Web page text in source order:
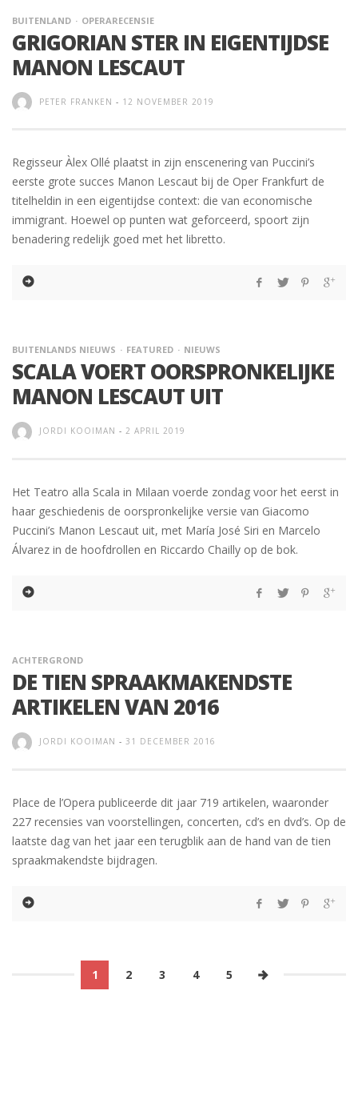
BUITENLAND OPERARECENSIE
GRIGORIAN STER IN EIGENTIJDSE
MANON LESCAUT
PETER FRANKEN - 12 NOVEMBER 2019
Regisseur Àlex Ollé plaatst in zijn enscenering van Puccini’s
eerste grote succes Manon Lescaut bij de Oper Frankfurt de
titelheldin in een eigentijdse context: die van economische
immigrant. Hoewel op punten wat geforceerd, spoort zijn
benadering redelijk goed met het libretto.
BUITENLANDS NIEUWS FEATURED NIEUWS
SCALA VOERT OORSPRONKELIJKE
MANON LESCAUT UIT
JORDI KOOIMAN - 2 APRIL 2019
Het Teatro alla Scala in Milaan voerde zondag voor het eerst in
haar geschiedenis de oorspronkelijke versie van Giacomo
Puccini’s Manon Lescaut uit, met María José Siri en Marcelo
Álvarez in de hoofdrollen en Riccardo Chailly op de bok.
ACHTERGROND
DE TIEN SPRAAKMAKENDSTE
ARTIKELEN VAN 2016
JORDI KOOIMAN - 31 DECEMBER 2016
Place de l’Opera publiceerde dit jaar 719 artikelen, waaronder
227 recensies van voorstellingen, concerten, cd’s en dvd’s. Op de
laatste dag van het jaar een terugblik aan de hand van de tien
spraakmakendste bijdragen.
1 2 3 4 5